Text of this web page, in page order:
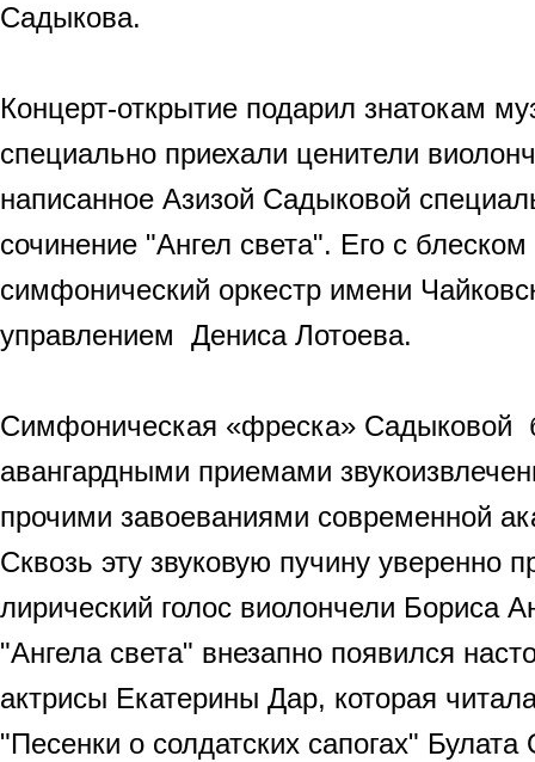
Садыкова.
Концерт-открытие подарил знатокам
специально приехали ценители
написанное Азизой Садыковой
сочинение "Ангел света". Его с
симфонический оркестр имени
управлением Дениса Лотоева.
Симфоническая «фреска» Садыковой
авангардными приемами
прочими завоеваниями современной
Сквозь эту звуковую пучину уверенно
лирический голос виолончели Бориса
"Ангела света" внезапно появился
актрисы Екатерины Дар, которая
"Песенки о солдатских сапогах"